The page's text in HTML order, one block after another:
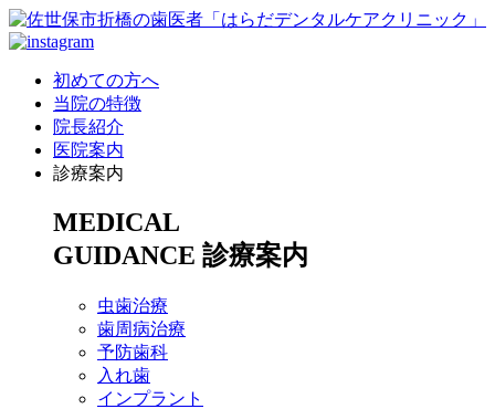
初めての方へ
当院の特徴
院長紹介
医院案内
診療案内
MEDICAL
GUIDANCE 診療案内
虫歯治療
歯周病治療
予防歯科
入れ歯
インプラント